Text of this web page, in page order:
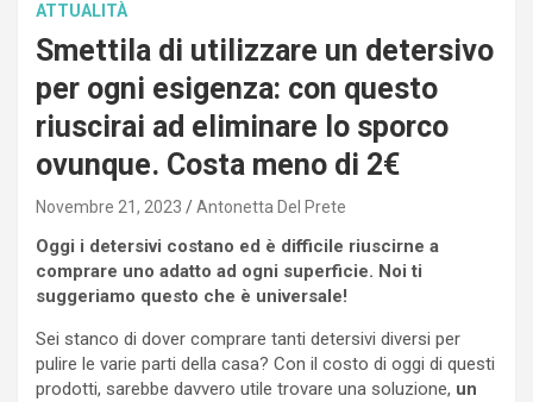
ATTUALITÀ
Smettila di utilizzare un detersivo
per ogni esigenza: con questo
riuscirai ad eliminare lo sporco
ovunque. Costa meno di 2€
Novembre 21, 2023 Antonetta Del Prete
Oggi i detersivi costano ed è difficile riuscirne a
comprare uno adatto ad ogni superficie. Noi ti
suggeriamo questo che è universale!
Sei stanco di dover comprare tanti detersivi diversi per
pulire le varie parti della casa? Con il costo di oggi di questi
prodotti, sarebbe davvero utile trovare una soluzione, un